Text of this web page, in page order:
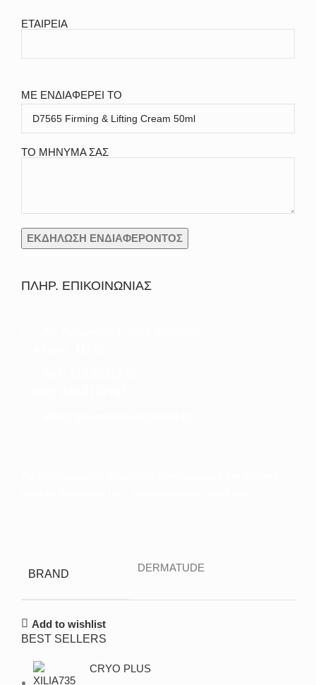
ΕΤΑΙΡΕΙΑ
ΜΕ ΕΝΔΙΑΦΕΡΕΙ ΤΟ
ΤΟ ΜΗΝΥΜΑ ΣΑΣ
ΠΛΗΡ. ΕΠΙΚΟΙΝΩΝΙΑΣ
BRAND
DERMATUDE
Add to wishlist
BEST SELLERS
CRYO PLUS